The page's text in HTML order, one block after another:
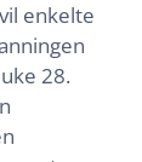
enkelte
28.